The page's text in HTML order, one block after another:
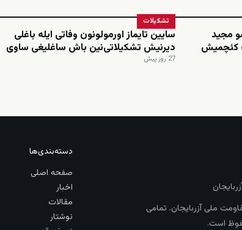
مجید
کئچمیش
تشکیلات
سایین تایماز اورمولونون وفاتی ایله باغلی
دیرنیش تشکیلاتی‌نین باش ساغلیغی ساوی
27 روز پیش
ملی آزربایجان. تمامی
است.
دسته‌بندی‌ها
صفحه اصلی
اخبار
مقالات
نوشتار